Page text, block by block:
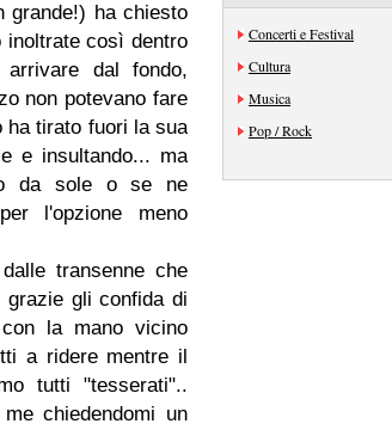
grande!) ha chiesto
inoltrate così dentro
dal fondo,
non potevano fare
ha tirato fuori la sua
e insultando... ma
da sole o se ne
l'opzione meno
transenne che
gli confida di
la mano vicino
a ridere mentre il
tutti "tesserati"..
chiedendomi un
Concerti e Festival
Cultura
Musica
Pop / Rock